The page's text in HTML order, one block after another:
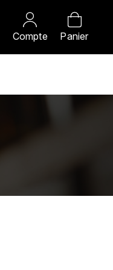
Compte Panier